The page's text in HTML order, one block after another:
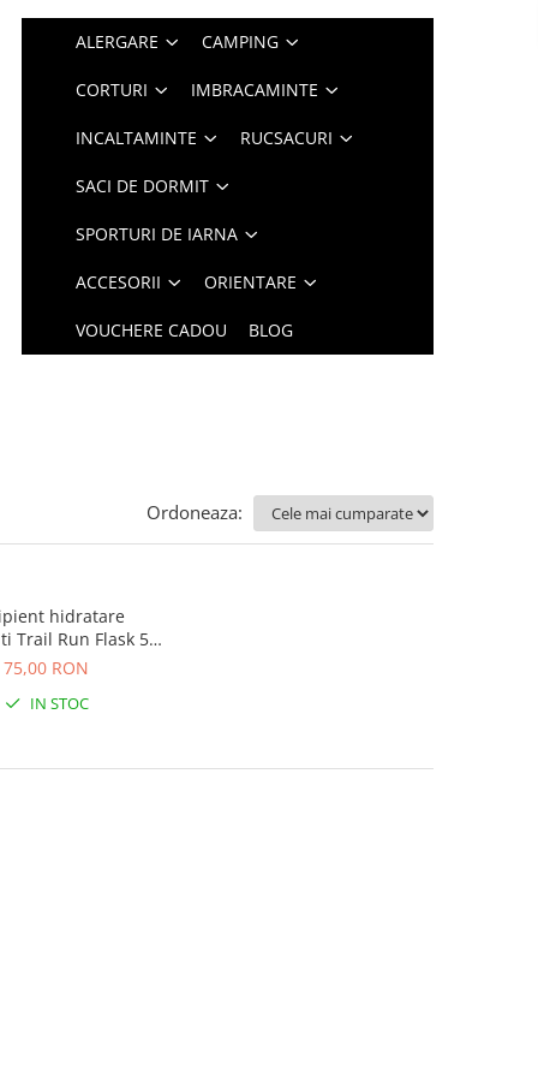
ALERGARE CAMPING
CORTURI IMBRACAMINTE
INCALTAMINTE RUCSACURI
SACI DE DORMIT
SPORTURI DE IARNA
ACCESORII ORIENTARE
VOUCHERE CADOU BLOG
Ordoneaza:
hidratare
Trail Run Flask 500
ml
75,00 RON
IN STOC